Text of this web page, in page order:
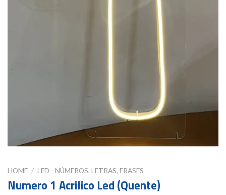
HOME / LED - NÚMEROS, LETRAS, FRASES
Numero 1 Acrilico Led (Quente)